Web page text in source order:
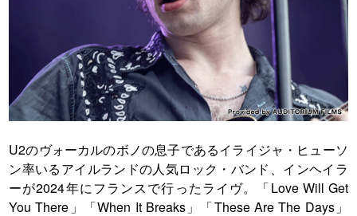
U2のヴォーカルのボノの息子であるイライジャ・ヒューソ
ン率いるアイルランドの人気ロック・バンド、インヘイラ
ーが2024年にフランスで行ったライヴ。「Love Will Get
You There」「When It Breaks」「These Are The Days」